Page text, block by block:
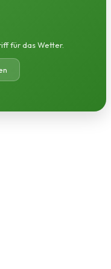
für das Wetter.